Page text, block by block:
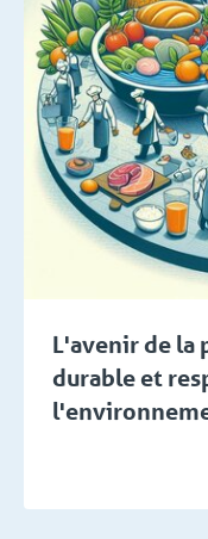
L'avenir de
durable et